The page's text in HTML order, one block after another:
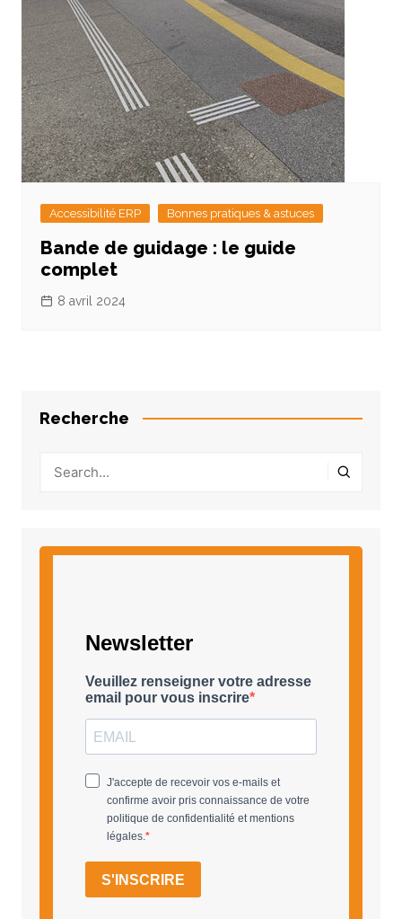
Accessibilité ERP Bonnes pratiques & astuces
Bande de guidage : le guide
complet
8 avril 2024
Recherche